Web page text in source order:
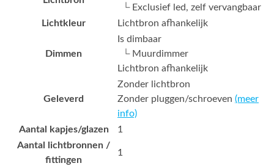
└ Exclusief led, zelf vervangbaar
Lichtkleur
Lichtbron afhankelijk
Dimmen
Is dimbaar
└ Muurdimmer
Lichtbron afhankelijk
Geleverd
Zonder lichtbron
Zonder pluggen/schroeven (meer
info)
Aantal kapjes/glazen
1
Aantal lichtbronnen /
fittingen
1